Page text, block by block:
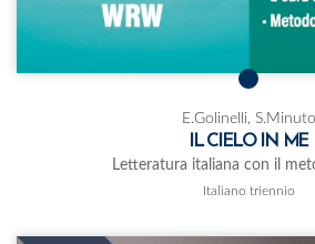
E.Golinelli, S.Minuto
IL CIELO IN ME
Letteratura italiana con il
Italiano triennio